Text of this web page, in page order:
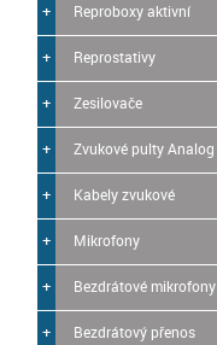
Reproboxy aktivní
Reprostativy
Zesilovače
Zvukové pulty Analog
Kabely zvukové
Mikrofony
Bezdrátové mikrofony
Bezdrátový přenos